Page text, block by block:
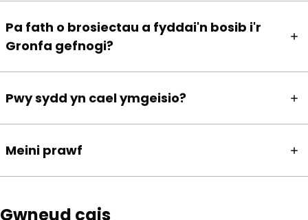
Pa fath o brosiectau a fyddai'n bosib i'r
Gronfa gefnogi?
Pwy sydd yn cael ymgeisio?
Meini prawf
Gwneud cais